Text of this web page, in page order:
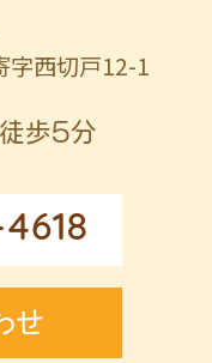
字西切戸12-1
歩5分
せ